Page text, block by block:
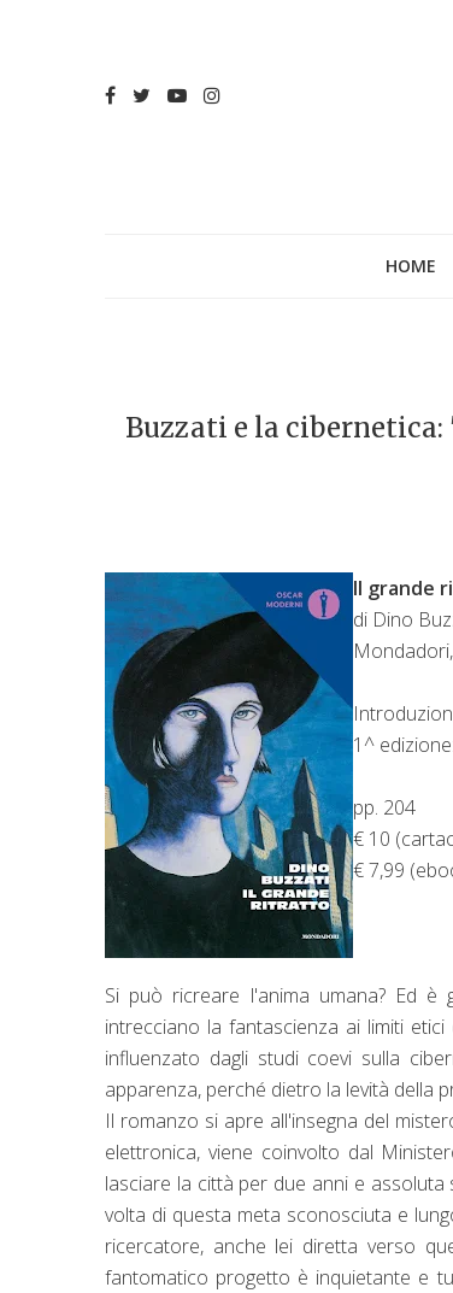
HOME
Buzzati e la cibernetica:
Il grande
di Dino
1^
pp. 204
€ 10
€ 7,99
Si può ricreare l'anima umana? Ed
intrecciano la fantascienza ai limiti
influenzato dagli studi coevi sulla
apparenza, perché dietro la levità della
Il romanzo si apre all'insegna del
elettronica, viene coinvolto dal
lasciare la città per due anni e
volta di questa meta sconosciuta e
ricercatore, anche lei diretta verso
fantomatico progetto è inquietante e